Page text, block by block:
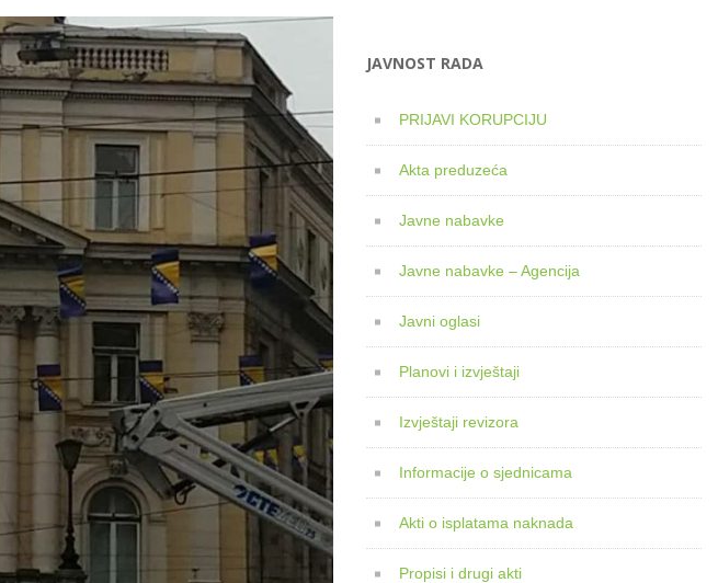
JAVNOST RADA
PRIJAVI KORUPCIJU
Akta preduzeća
Javne nabavke
Javne nabavke – Agencija
Javni oglasi
Planovi i izvještaji
Izvještaji revizora
Informacije o sjednicama
Akti o isplatama naknada
Propisi i drugi akti